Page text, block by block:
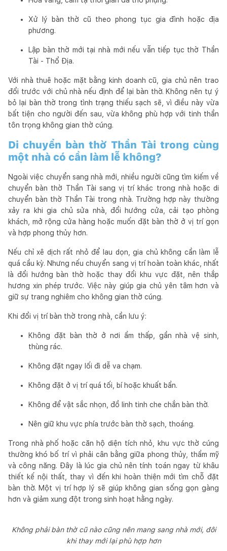
Xử lý bàn thờ cũ theo phong tục gia đình hoặc địa
phương.
Lập bàn thờ mới tại nhà mới nếu vẫn tiếp tục thờ Thần
Tài - Thổ Địa.
Với nhà thuê hoặc mặt bằng kinh doanh cũ, gia chủ nên trao
đổi trước với chủ nhà nếu định để lại bàn thờ. Không nên tự ý
bỏ lại bàn thờ trong tình trạng thiếu sạch sẽ, vì điều này vừa
bất tiện cho người đến sau, vừa không phù hợp với tinh thần
tôn trọng không gian thờ cúng.
Di chuyển bàn thờ Thần Tài trong cùng
một nhà có cần làm lễ không?
Ngoài việc chuyển sang nhà mới, nhiều người cũng tìm kiếm về
chuyển bàn thờ Thần Tài sang vị trí khác trong nhà hoặc di
chuyển bàn thờ Thần Tài trong nhà. Trường hợp này thường
xảy ra khi gia chủ sửa nhà, đổi hướng cửa, cải tạo phòng
khách, mở rộng cửa hàng hoặc muốn đặt bàn thờ ở vị trí gọn
và hợp phong thủy hơn.
Nếu chỉ xê dịch rất nhỏ để lau dọn, gia chủ không cần làm lễ
quá cầu kỳ. Nhưng nếu chuyển sang vị trí hoàn toàn khác, nhất
là đổi hướng bàn thờ hoặc thay đổi khu vực đặt, nên thắp
hương xin phép trước. Việc này giúp gia chủ yên tâm hơn và
giữ sự trang nghiêm cho không gian thờ cúng.
Khi đổi vị trí bàn thờ trong nhà, cần lưu ý:
Không đặt bàn thờ ở nơi ẩm thấp, gần nhà vệ sinh,
thùng rác.
Không đặt ngay lối đi dễ va chạm.
Không đặt ở vị trí quá tối, bí hoặc khuất bẩn.
Không để vật sắc nhọn, đồ linh tinh che chắn bàn thờ.
Nên giữ khu vực phía trước bàn thờ sạch, thoáng.
Trong nhà phố hoặc căn hộ diện tích nhỏ, khu vực thờ cúng
thường khó bố trí vì phải cân bằng giữa phong thủy, thẩm mỹ
và công năng. Đây là lúc gia chủ nên tính toán ngay từ khâu
thiết kế nội thất, thay vì đến khi hoàn thiện mới tìm chỗ đặt
bàn thờ. Một vị trí hợp lý sẽ giúp không gian sống gọn gàng
hơn và giảm xung đột trong sinh hoạt hằng ngày.
Không phải bàn thờ cũ nào cũng nên mang sang nhà mới, đôi
khi thay mới lại phù hợp hơn